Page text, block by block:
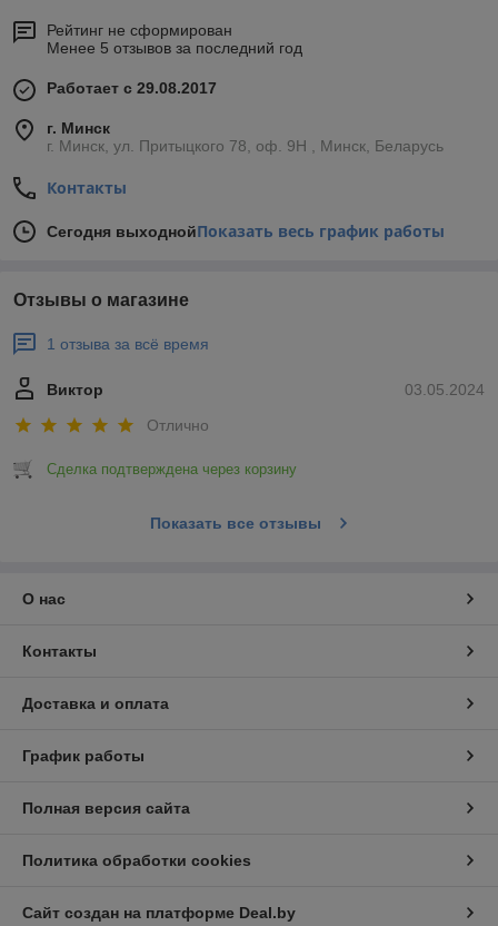
Рейтинг не сформирован
Менее 5 отзывов за последний год
Работает с 29.08.2017
г. Минск
г. Минск, ул. Притыцкого 78, оф. 9Н , Минск, Беларусь
Контакты
Сегодня выходнойПоказать весь график работы
Отзывы о магазине
1 отзыва за всё время
03.05.2024
Виктор
Отлично
Сделка подтверждена через корзину
Показать все отзывы
О нас
Контакты
Доставка и оплата
График работы
Полная версия сайта
Политика обработки cookies
Сайт создан на платформе Deal.by